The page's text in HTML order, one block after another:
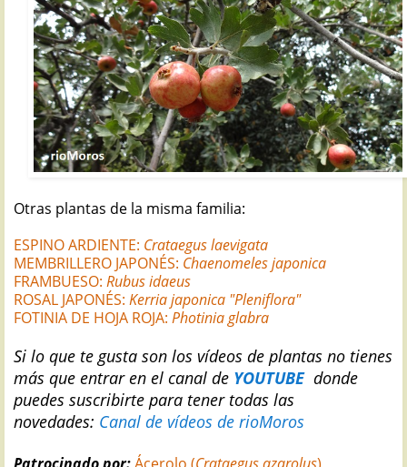
Otras plantas de la misma familia:
ESPINO ARDIENTE: Crataegus laevigata
MEMBRILLERO JAPONÉS: Chaenomeles japonica
FRAMBUESO: Rubus idaeus
ROSAL JAPONÉS: Kerria japonica "Pleniflora"
FOTINIA DE HOJA ROJA: Photinia glabra
Si lo que te gusta son los vídeos de plantas no tienes
más que entrar en el canal de YOUTUBEdonde
puedes suscribirte para tener todas las
novedades: Canal de vídeos de rioMoros